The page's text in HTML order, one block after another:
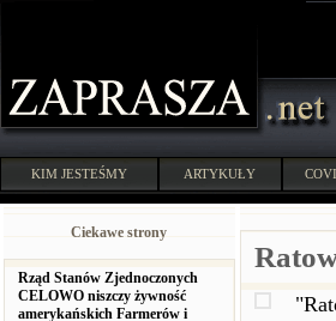
KIM JESTEŚMY ARTYKUŁY
Ciekawe strony
Rząd Stanów Zjednoczonych
CELOWO niszczy żywność
amerykańskich Farmerów i